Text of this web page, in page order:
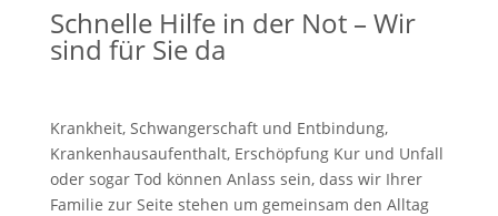
Schnelle Hilfe in der Not – Wir
sind für Sie da
Krankheit, Schwangerschaft und Entbindung,
Krankenhausaufenthalt, Erschöpfung Kur und Unfall
oder sogar Tod können Anlass sein, dass wir Ihrer
Familie zur Seite stehen um gemeinsam den Alltag